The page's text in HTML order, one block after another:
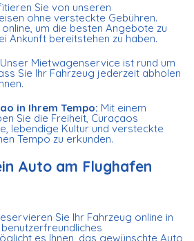
Sie von unseren
ohne versteckte Gebühren.
um die besten Angebote zu
Ankunft bereitstehen zu haben.
Unser Mietwagenservice ist rund um
Sie Ihr Fahrzeug jederzeit abholen
in Ihrem Tempo: Mit einem
Sie die Freiheit, Curaçaos
lebendige Kultur und versteckte
Tempo zu erkunden.
Auto am Flughafen
Sie Ihr Fahrzeug online in
es Ihnen, das gewünschte Auto